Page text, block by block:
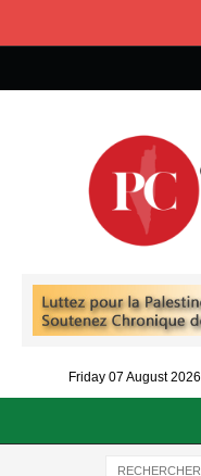
Friday 07 August 2026